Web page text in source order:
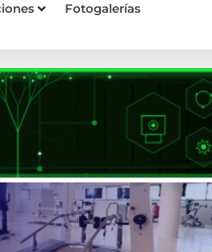
Fotogalerías